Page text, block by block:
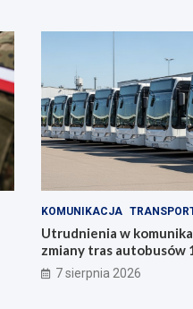
KOMUNIKACJA
Utrudnienia w
zmiany tras autobusów
7 sierpnia 2026